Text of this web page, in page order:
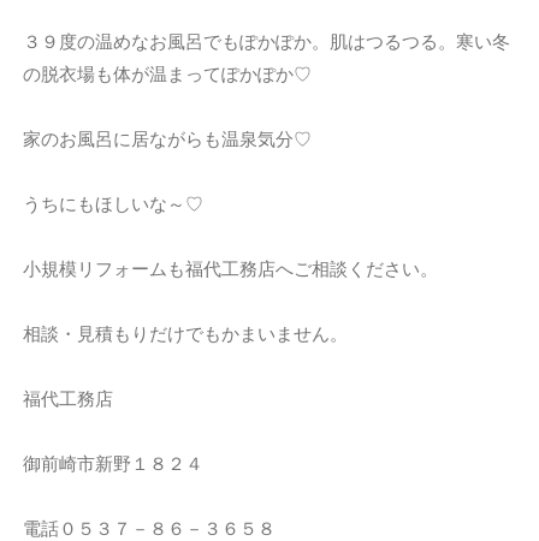
３９度の温めなお風呂でもぽかぽか。肌はつるつる。寒い冬
の脱衣場も体が温まってぽかぽか♡
家のお風呂に居ながらも温泉気分♡
うちにもほしいな～♡
小規模リフォームも福代工務店へご相談ください。
相談・見積もりだけでもかまいません。
福代工務店
御前崎市新野１８２４
電話０５３７－８６－３６５８